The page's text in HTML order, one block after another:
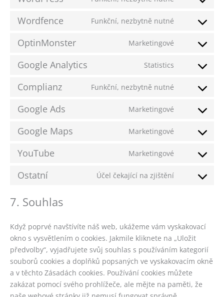
Consent
service
Wordfence Funkční, nezbytně nutné
Consent
service
OptinMonster Marketingové
Consent
service
Google Analytics Statistics
Consent
service
analytics
Complianz Funkční, nezbytně nutné
Consent
service
Google Ads Marketingové
Consent
service
Google Maps Marketingové
Consent
service
maps
YouTube Marketingové
Consent
service
Ostatní Účel čekající na zjištění
Consent
7. Souhlas
Když poprvé navštívíte náš web, ukážeme vám vyskakovací
okno s vysvětlením o cookies. Jakmile kliknete na „Uložit
předvolby“, vyjadřujete svůj souhlas s používáním kategorií
souborů cookies a doplňků popsaných ve vyskakovacím okně
a v těchto Zásadách cookies. Používání cookies můžete
zakázat pomocí svého prohlížeče, ale mějte na paměti, že